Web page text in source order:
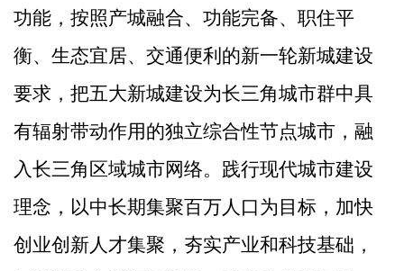
功能，按照产城融合、功能完备、职住平
衡、生态宜居、交通便利的新一轮新城建设
要求，把五大新城建设为长三角城市群中具
有辐射带动作用的独立综合性节点城市，融
入长三角区域城市网络。践行现代城市建设
理念，以中长期集聚百万人口为目标，加快
创业创新人才集聚，夯实产业和科技基础，